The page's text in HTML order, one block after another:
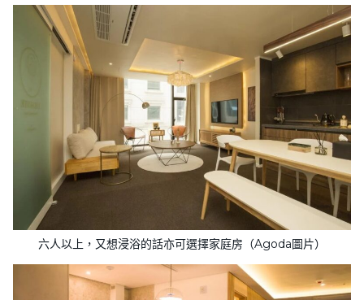
六人以上，又想浸浴的話亦可選擇家庭房（Agoda圖片）